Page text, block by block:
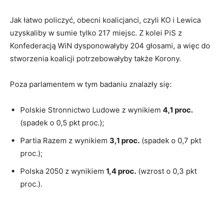
Jak łatwo policzyć, obecni koalicjanci, czyli KO i Lewica
uzyskaliby w sumie tylko 217 miejsc. Z kolei PiS z
Konfederacją WiN dysponowałyby 204 głosami, a więc do
stworzenia koalicji potrzebowałyby także Korony.
Poza parlamentem w tym badaniu znalazły się:
Polskie Stronnictwo Ludowe z wynikiem 4,1 proc.
(spadek o 0,5 pkt proc.);
Partia Razem z wynikiem 3,1 proc. (spadek o 0,7 pkt
proc.);
Polska 2050 z wynikiem 1,4 proc. (wzrost o 0,3 pkt
proc.).